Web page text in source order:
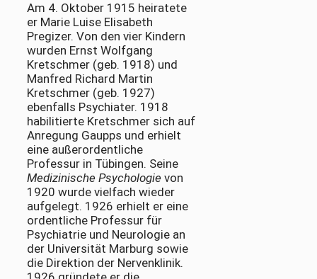
Am 4. Oktober 1915 heiratete
er Marie Luise Elisabeth
Pregizer. Von den vier Kindern
wurden Ernst Wolfgang
Kretschmer (geb. 1918) und
Manfred Richard Martin
Kretschmer (geb. 1927)
ebenfalls Psychiater. 1918
habilitierte Kretschmer sich auf
Anregung Gaupps und erhielt
eine außerordentliche
Professur in Tübingen. Seine
Medizinische Psychologie von
1920 wurde vielfach wieder
aufgelegt. 1926 erhielt er eine
ordentliche Professur für
Psychiatrie und Neurologie an
der Universität Marburg sowie
die Direktion der Nervenklinik.